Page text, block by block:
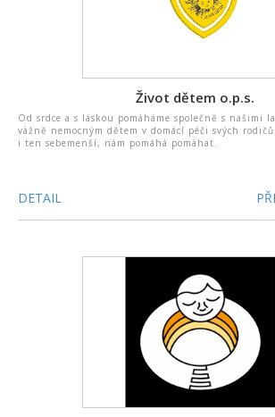
Život dětem o.p.s.
Od srdce a s láskou pomáháme společně s našimi
vážně nemocným dětem v domácí péči svých
i ten sebemenší, nám pomáhá pomáhat.
DETAIL